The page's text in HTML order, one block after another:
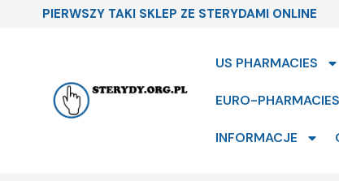
PIERWSZY TAKI SKLEP ZE STERYDAMI ONLINE
US PHARMACIES
EURO-PHARMACIES
INFORMACJE